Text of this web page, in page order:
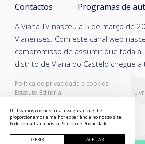
Política de privacidade e cookies
Estatuto Editorial
A Viana TV nasceu a 5 de março de
Vianenses. Com este canal web
compromisso de assumir que toda a
distrito de Viana do Castelo chegue a
Contactos Programas de
Utilizamos cookies para assegurar que lhe
proporcionamos a melhor experiência no nosso site.
Pode consultar a nossa Política de Privacidade
GERIR ACEITAR